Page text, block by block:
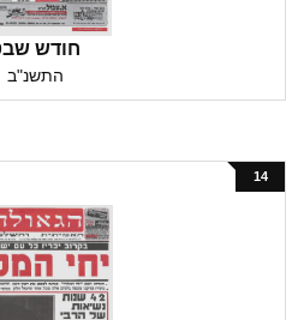
חודש
התשנ"ב
14